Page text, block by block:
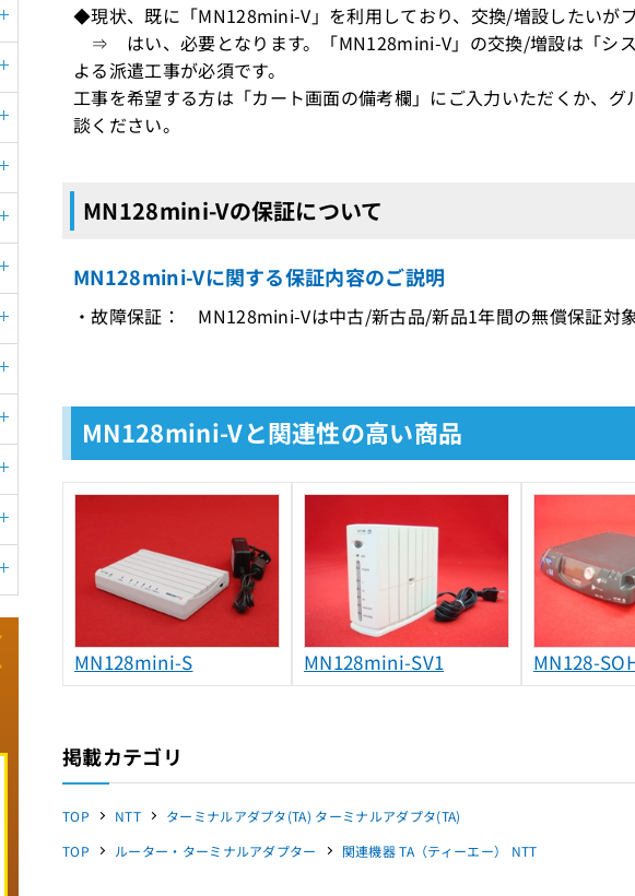
◆現状、既に「MN128mini-V」を利用しており、交換/増設したいが
⇒ はい、必要となります。「MN128mini-V」の交換/増設は「シ
よる派遣工事が必須です。
工事を希望する方は「カート画面の備考欄」にご入力いただくか、グ
談ください。
MN128mini-Vの保証について
MN128mini-Vに関する保証内容のご説明
・故障保証： MN128mini-Vは中古/新古品/新品1年間の無償保証対
MN128mini-Vと関連性の高い商品
MN128mini-S MN128mini-SV1 MN128-
掲載カテゴリ
TOP NTT
ターミナルアダプタ(TA) ターミナルアダプタ(TA)
TOP
ルーター・ターミナルアダプター 関連機器 TA（ティーエー） NTT